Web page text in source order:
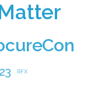
RFX